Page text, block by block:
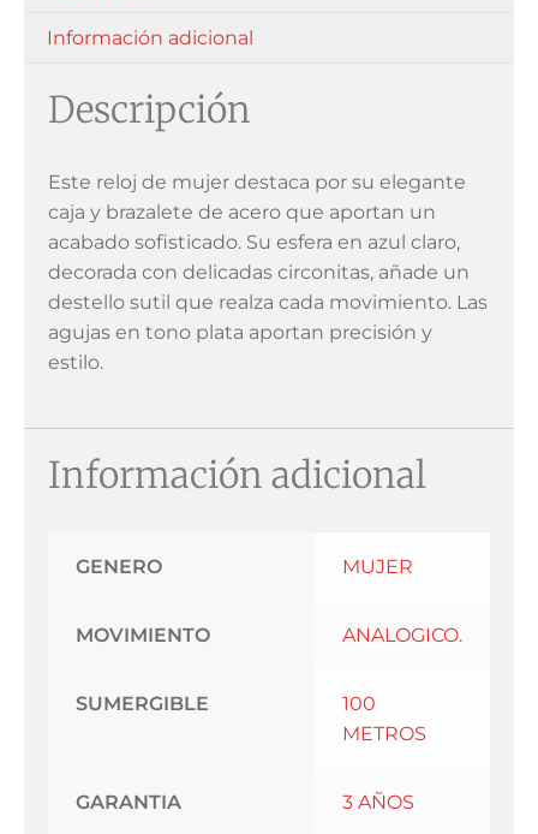
Información adicional
Descripción
Este reloj de mujer destaca por su elegante
caja y brazalete de acero que aportan un
acabado sofisticado. Su esfera en azul claro,
decorada con delicadas circonitas, añade un
destello sutil que realza cada movimiento. Las
agujas en tono plata aportan precisión y
estilo.
Información adicional
GENERO MUJER
MOVIMIENTO ANALOGICO.
SUMERGIBLE
100
METROS
GARANTIA 3 AÑOS